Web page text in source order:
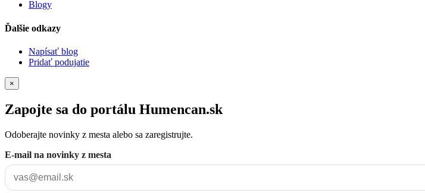
Blogy
Ďalšie odkazy
Napísať blog
Pridať podujatie
×
Zapojte sa do portálu Humencan.sk
Odoberajte novinky z mesta alebo sa zaregistrujte.
E-mail na novinky z mesta